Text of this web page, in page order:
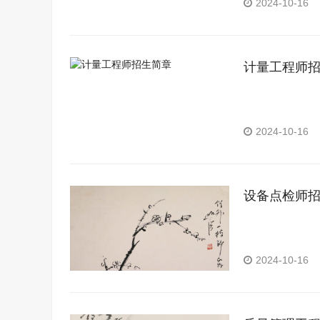
2024-10-16
计量工程师
2024-10-16
设备点检师
2024-10-16